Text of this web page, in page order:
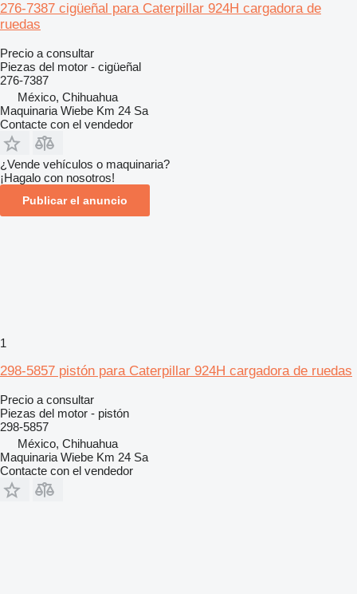
276-7387 cigüeñal para Caterpillar 924H cargadora de
ruedas
Precio a consultar
Piezas del motor - cigüeñal
276-7387
México, Chihuahua
Maquinaria Wiebe Km 24 Sa
Contacte con el vendedor
¿Vende vehículos o maquinaria?
¡Hagalo con nosotros!
Publicar el anuncio
1
298-5857 pistón para Caterpillar 924H cargadora de ruedas
Precio a consultar
Piezas del motor - pistón
298-5857
México, Chihuahua
Maquinaria Wiebe Km 24 Sa
Contacte con el vendedor